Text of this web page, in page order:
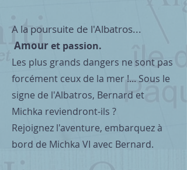
A la poursuite de l'Albatros...
Amouret passion.
Les plus grands dangers ne sont pas
forcément ceux de la mer !... Sous le
signe de l'Albatros, Bernard et
Michka reviendront-ils ?
Rejoignez l'aventure, embarquez à
bord de Michka VI avec Bernard.